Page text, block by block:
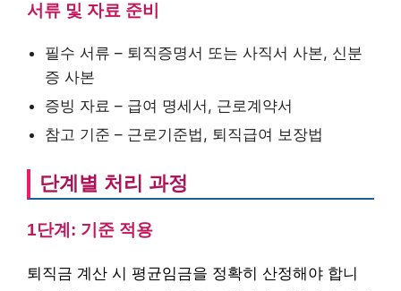
서류 및 자료 준비
필수 서류 – 퇴직증명서 또는 사직서 사본, 신분
증 사본
증빙 자료 – 급여 명세서, 근로계약서
참고 기준 – 근로기준법, 퇴직급여 보장법
단계별 처리 과정
1단계: 기준 적용
퇴직금 계산 시 평균임금을 정확히 산정해야 합니